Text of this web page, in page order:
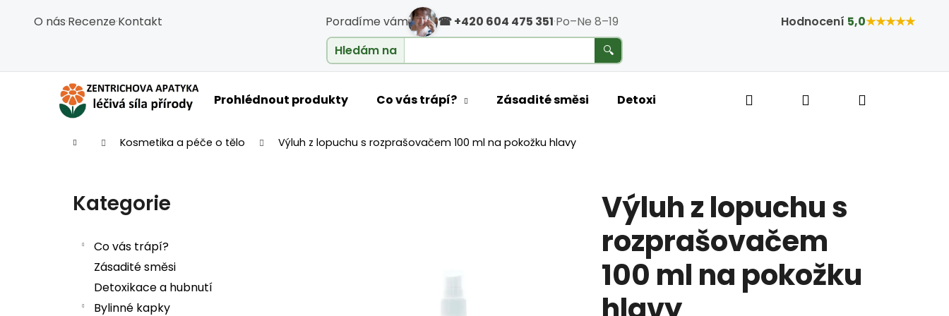
O nás·Recenze·Kontakt Poradíme vám ☎ +420 604 475 351·Po–Ne 8–19 Hodnocení 5,0★★★★★
Hledám na
🔍
Prohlédnout produkty Co vás trápí? Zásadité směsi Detoxikace a hubnutí Bylinné kapky
Hledat PřihlášeníNákupní
Domů Kosmetika a péče o tělo Výluh z lopuchu s rozprašovačem 100 ml na pokožku hlavy
Přeskočit kategorie
Kategorie
Co vás trápí?
Zásadité směsi
Detoxikace a hubnutí
Bylinné kapky
Výluh z lopuchu s
rozprašovačem
100 ml na pokožku
Košík
Co potřebujete najít?
HLEDAT